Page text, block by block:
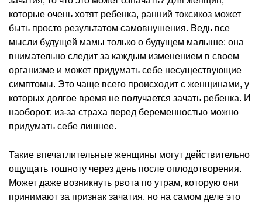
которые очень хотят ребенка, ранний токсикоз может
быть просто результатом самовнушения. Ведь все
мысли будущей мамы только о будущем малыше: она
внимательно следит за каждым изменением в своем
организме и может придумать себе несуществующие
симптомы. Это чаще всего происходит с женщинами, у
которых долгое время не получается зачать ребенка. И
наоборот: из-за страха перед беременностью можно
придумать себе лишнее.
Такие впечатлительные женщины могут действительно
ощущать тошноту через день после оплодотворения.
Может даже возникнуть рвота по утрам, которую они
принимают за признак зачатия, но на самом деле это